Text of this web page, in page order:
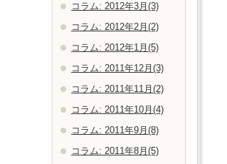
コラム: 2012年3月(3)
コラム: 2012年2月(2)
コラム: 2012年1月(5)
コラム: 2011年12月(3)
コラム: 2011年11月(2)
コラム: 2011年10月(4)
コラム: 2011年9月(8)
コラム: 2011年8月(5)